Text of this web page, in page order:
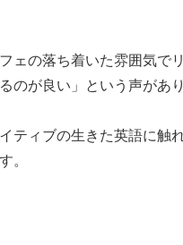
フェの落ち着いた雰囲気で
のが良い」という声があり
イティブの生きた英語に触
。